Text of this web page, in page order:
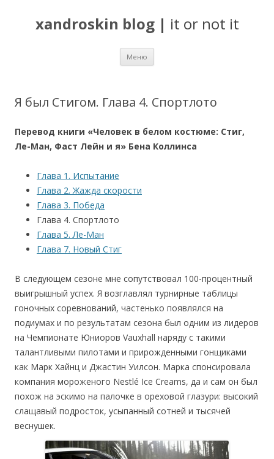
xandroskin blog| it or not it
Меню
Я был Стигом. Глава 4. Спортлото
Перевод книги «Человек в белом костюме: Стиг,
Ле-Ман, Фаст Лейн и я» Бена Коллинса
Глава 1. Испытание
Глава 2. Жажда скорости
Глава 3. Победа
Глава 4. Спортлото
Глава 5. Ле-Ман
Глава 7. Новый Стиг
В следующем сезоне мне сопутствовал 100-процентный
выигрышный успех. Я возглавлял турнирные таблицы
гоночных соревнований, частенько появлялся на
подиумах и по результатам сезона был одним из лидеров
на Чемпионате Юниоров Vauxhall наряду с такими
талантливыми пилотами и прирожденными гонщиками
как Марк Хайнц и Джастин Уилсон. Марка спонсировала
компания мороженого Nestlé Ice Creams, да и сам он был
похож на эскимо на палочке в ореховой глазури: высокий
слащавый подросток, усыпанный сотней и тысячей
веснушек.